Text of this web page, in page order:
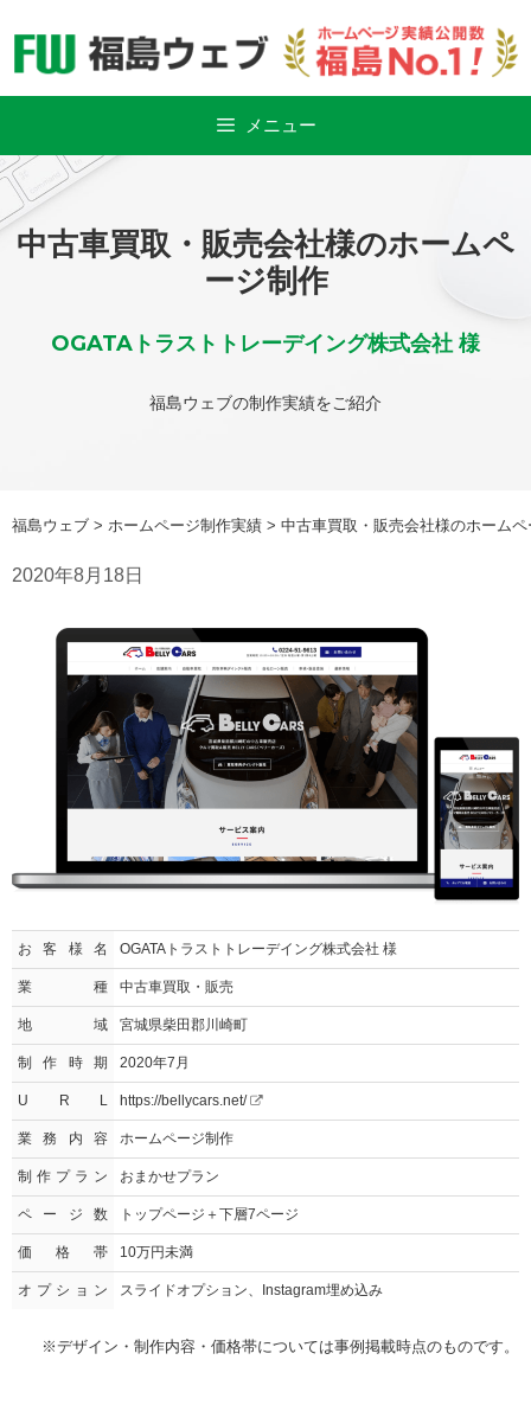
メニュー
中古車買取・販売会社様のホームペ
ージ制作
OGATAトラストトレーデイング株式会社 様
福島ウェブの制作実績をご紹介
福島ウェブ > ホームページ制作実績 > 中古車買取・販売会社様のホーム
2020年8月18日
お客様名 OGATAトラストトレーデイング株式会社 様
業種 中古車買取・販売
地域 宮城県柴田郡川崎町
制作時期 2020年7月
U R L https://bellycars.net/
業務内容 ホームページ制作
制作プラン おまかせプラン
ページ数 トップページ＋下層7ページ
価格帯 10万円未満
オプション スライドオプション、Instagram埋め込み
※デザイン・制作内容・価格帯については事例掲載時点のものです。